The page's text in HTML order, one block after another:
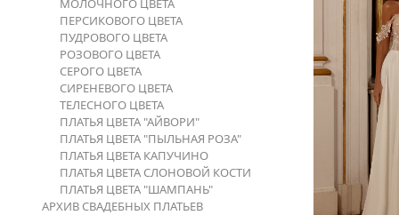
МОЛОЧНОГО ЦВЕТА
ПЕРСИКОВОГО ЦВЕТА
ПУДРОВОГО ЦВЕТА
РОЗОВОГО ЦВЕТА
СЕРОГО ЦВЕТА
СИРЕНЕВОГО ЦВЕТА
ТЕЛЕСНОГО ЦВЕТА
ПЛАТЬЯ ЦВЕТА "АЙВОРИ"
ПЛАТЬЯ ЦВЕТА "ПЫЛЬНАЯ РОЗА"
ПЛАТЬЯ ЦВЕТА КАПУЧИНО
ПЛАТЬЯ ЦВЕТА СЛОНОВОЙ КОСТИ
ПЛАТЬЯ ЦВЕТА "ШАМПАНЬ"
АРХИВ СВАДЕБНЫХ ПЛАТЬЕВ